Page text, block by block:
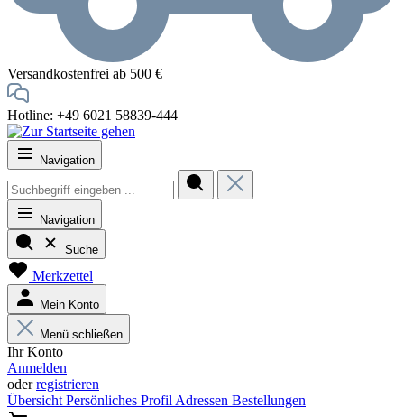
Versandkostenfrei ab 500 €
Hotline: +49 6021 58839-444
Navigation
Navigation
Suche
Merkzettel
Mein Konto
Menü schließen
Ihr Konto
Anmelden
oderregistrieren
Übersicht Persönliches Profil Adressen Bestellungen